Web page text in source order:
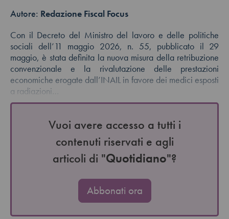
Autore: Redazione Fiscal Focus
Con il Decreto del Ministro del lavoro e delle politiche
sociali dell’11 maggio 2026, n. 55, pubblicato il 29
maggio, è stata definita la nuova misura della retribuzione
convenzionale e la rivalutazione delle prestazioni
economiche erogate dall’INAIL in favore dei medici esposti
a radiazioni…
Vuoi avere accesso a tutti i
contenuti riservati e agli
articoli di "Quotidiano"?
Abbonati ora